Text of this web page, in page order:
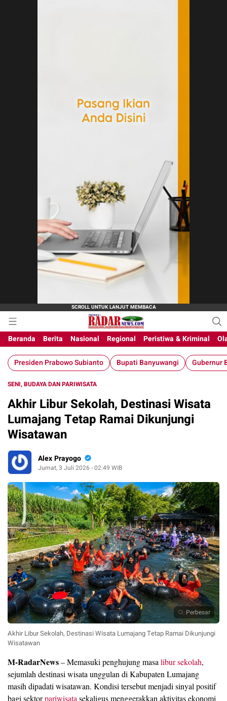
Beranda Berita Nasional Regional Peristiwa & Kriminal
Presiden Prabowo Subianto Bupati Banyuwangi Gubernur
SENI, BUDAYA DAN PARIWISATA
Akhir Libur Sekolah, Destinasi Wisata
Lumajang Tetap Ramai Dikunjungi
Wisatawan
Alex Prayogo
Jumat, 3 Juli 2026 - 02:49 WIB
Perbesar
Akhir Libur Sekolah, Destinasi Wisata Lumajang Tetap Ramai Dikunjungi
Wisatawan
M-RadarNews– Memasuki penghujung masa libur sekolah,
sejumlah destinasi wisata unggulan di Kabupaten Lumajang
masih dipadati wisatawan. Kondisi tersebut menjadi sinyal positif
bagi sektorpariwisata sekaligus menggerakkan aktivitas ekonomi